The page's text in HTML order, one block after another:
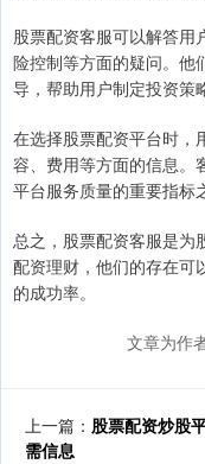
股票配资客服可以解答用
险控制等方面的疑问。他
导，帮助用户制定投资策
在选择股票配资平台时，
容、费用等方面的信息。
平台服务质量的重要指标
总之，股票配资客服是为
配资理财，他们的存在可
的成功率。
文章为作
上一篇： 股票配资炒股
需信息